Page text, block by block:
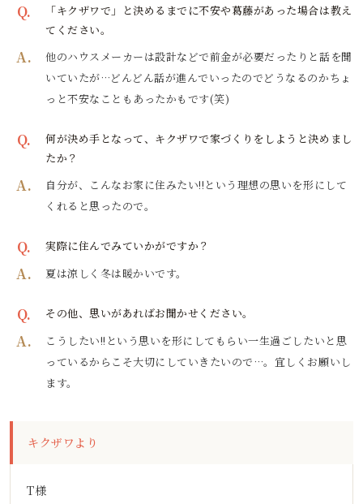
Q.
「キクザワで」と決めるまでに不安や葛藤があった場合は教え
てください。
A.
他のハウスメーカーは設計などで前金が必要だったりと話を聞
いていたが…どんどん話が進んでいったのでどうなるのかちょ
っと不安なこともあったかもです(笑)
Q.
何が決め手となって、キクザワで家づくりをしようと決めまし
たか？
A.
自分が、こんなお家に住みたい!!という理想の思いを形にして
くれると思ったので。
Q. 実際に住んでみていかがですか？
A. 夏は涼しく冬は暖かいです。
Q. その他、思いがあればお聞かせください。
A.
こうしたい!!という思いを形にしてもらい一生過ごしたいと思
っているからこそ大切にしていきたいので…。宜しくお願いし
ます。
キクザワより
T様